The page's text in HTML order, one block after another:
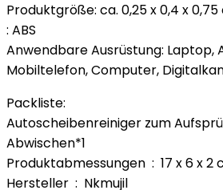
Produktgröße: ca. 0,25 x 0,4 x
: ABS
Anwendbare Ausrüstung: Laptop,
Mobiltelefon, Computer,
Packliste:
Autoscheibenreiniger zum
Abwischen*1
Hersteller ‏ : ‎ Nkmujil